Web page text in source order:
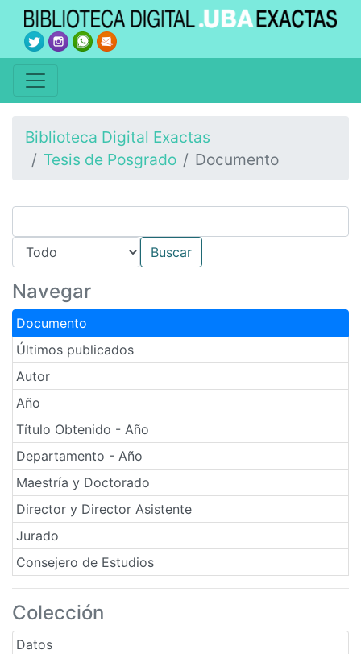
Biblioteca Digital Exactas
Tesis de Posgrado
Documento
Navegar
Documento
Últimos publicados
Autor
Año
Título Obtenido - Año
Departamento - Año
Maestría y Doctorado
Director y Director Asistente
Jurado
Consejero de Estudios
Colección
Datos